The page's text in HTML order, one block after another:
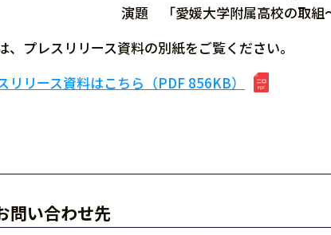
「愛媛大学附属高校の取組～名鉄観
、プレスリリース資料の別紙をご覧ください。
リリース資料はこちら（PDF 856KB）
問い合わせ先